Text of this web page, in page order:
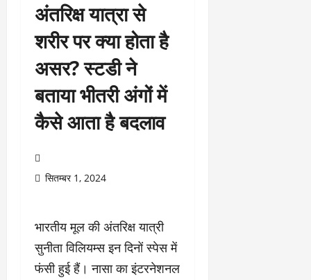
अंतरिक्ष यात्रा से
शरीर पर क्या होता है
असर? स्टडी ने
बताया भीतरी अंगों में
कैसे आता है बदलाव
सितम्बर 1, 2024
भारतीय मूल की अंतरिक्ष यात्री
सुनीता विलियम्स इन दिनों स्पेस में
फंसी हुई हैं। नासा का इंटरनेशनल